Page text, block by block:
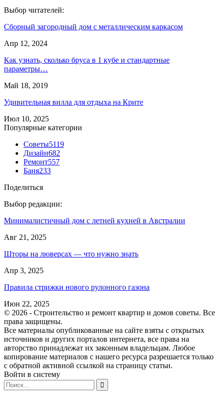
Выбор читателей:
Сборный загородный дом с металлическим каркасом
Апр 12, 2024
Как узнать, сколько бруса в 1 кубе и стандартные
параметры…
Май 18, 2019
Удивительная вилла для отдыха на Крите
Июл 10, 2025
Популярные категории
Советы5119
Дизайн682
Ремонт557
Баня233
Поделиться
Выбор редакции:
Минималистичный дом с летней кухней в Австралии
Авг 21, 2025
Шторы на люверсах — что нужно знать
Апр 3, 2025
Правила стрижки нового рулонного газона
Июн 22, 2025
© 2026 - Строительство и ремонт квартир и домов советы. Все
права защищены.
Все материалы опубликованные на сайте взяты с открытых
источников и других порталов интернета, все права на
авторство принадлежат их законным владельцам. Любое
копирование материалов с нашего ресурса разрешается только
с обратной активной ссылкой на страницу статьи.
Войти в систему